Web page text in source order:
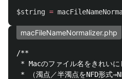
$string =
macFileNameNormalizer.php
/**
* Macのファイル名をきれいに
* （濁点／半濁点をNFD形式